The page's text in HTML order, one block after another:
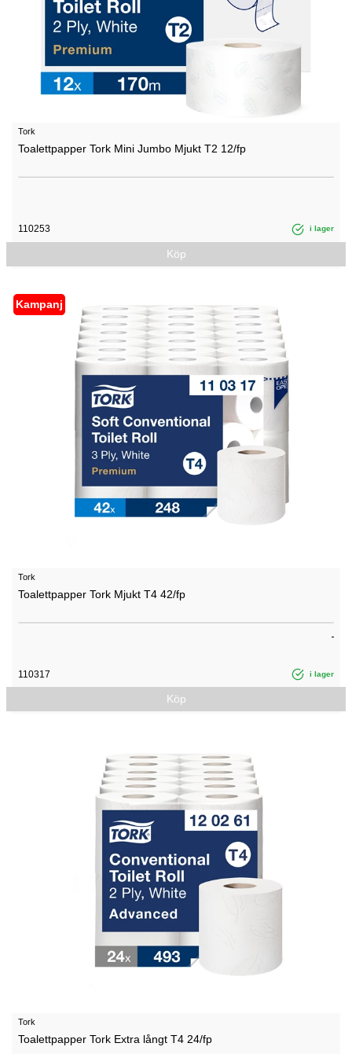
Tork
Toalettpapper Tork Mini Jumbo Mjukt T2 12/fp
110253 i lager
Köp
Kampanj
Tork
Toalettpapper Tork Mjukt T4 42/fp
110317 i lager
Köp
Tork
Toalettpapper Tork Extra långt T4 24/fp